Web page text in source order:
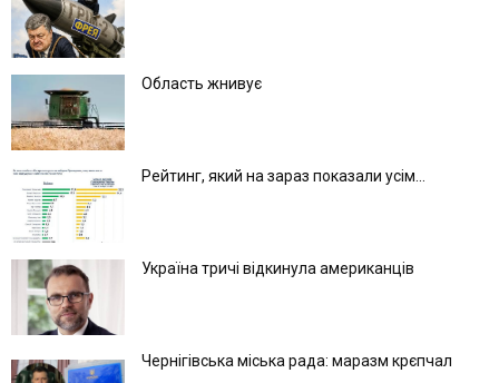
Область жнивує
Рейтинг, який на зараз показали усім...
Україна тричі відкинула американців
Чернігівська міська рада: маразм крєпчал